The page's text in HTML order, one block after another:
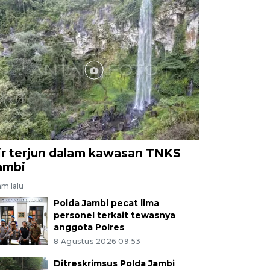
terjun dalam kawasan TNKS
lalu
Polda Jambi pecat lima
personel terkait tewasnya
anggota Polres
8 Agustus 2026 09:53
Ditreskrimsus Polda Jambi